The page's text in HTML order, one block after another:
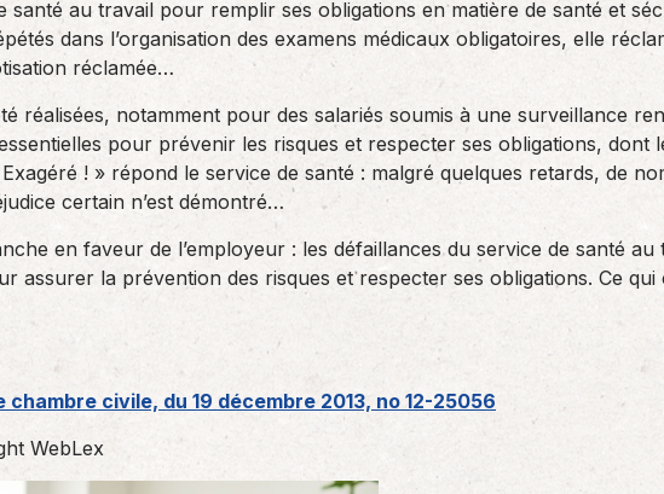
AS Entreprises vous…
des réglementations qui…
Notre
de nos
au travail pour remplir ses obligations en matière de santé et
dans l’organisation des examens médicaux obligatoires, elle
réclamée…
réalisées, notamment pour des salariés soumis à une surveillance
pour prévenir les risques et respecter ses obligations, dont
! » répond le service de santé : malgré quelques retards, de
certain n’est démontré…
en faveur de l’employeur : les défaillances du service de santé au
assurer la prévention des risques et respecter ses obligations. Ce qui
civile, du 19 décembre 2013, no 12-25056
WebLex